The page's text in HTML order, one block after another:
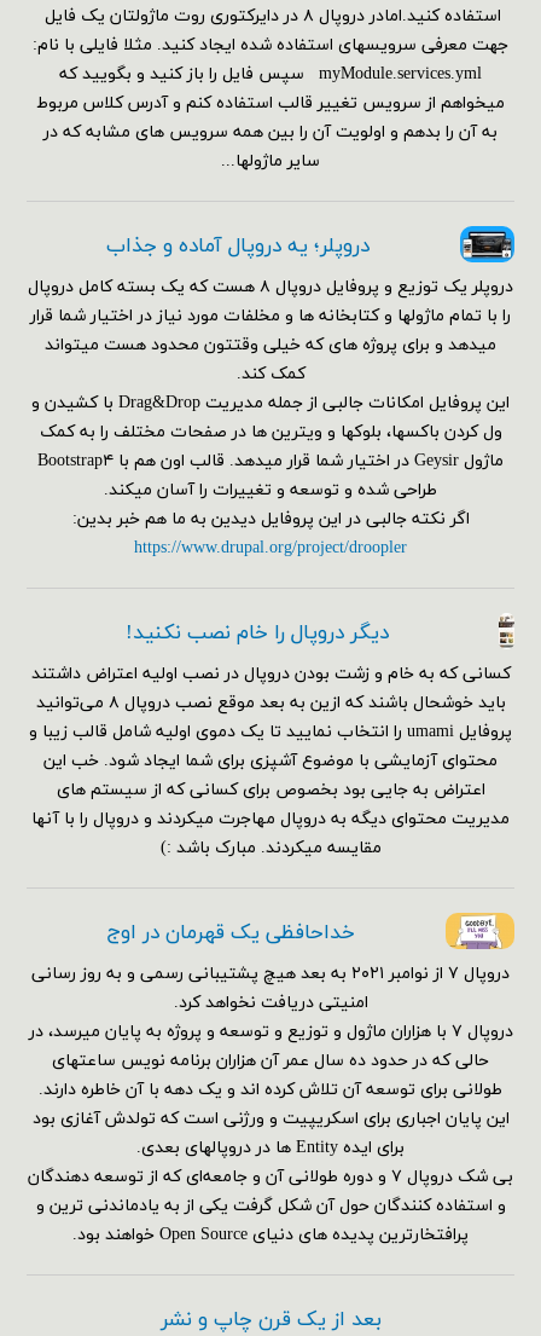
استفاده کنید.امادر دروپال ۸ در دایرکتوری روت ماژولتان یک فایل
جهت معرفی سرویسهای استفاده شده ایجاد کنید. مثلا فایلی با نام:
myModule.services.yml سپس فایل را باز کنید و بگویید که
میخواهم از سرویس تغییر قالب استفاده کنم و آدرس کلاس مربوط
به آن را بدهم و اولویت آن را بین همه سرویس های مشابه که در
سایر ماژولها...
دروپلر؛ یه دروپال آماده و جذاب
دروپلر یک توزیع و پروفایل دروپال ۸ هست که یک بسته کامل دروپال
را با تمام ماژولها و کتابخانه ها و مخلفات مورد نیاز در اختیار شما قرار
میدهد و برای پروژه های که خیلی وقتتون محدود هست میتواند
کمک کند.
این پروفایل امکانات جالبی از جمله مدیریت Drag&Drop با کشیدن و
ول کردن باکسها، بلوکها و ویترین ها در صفحات مختلف را به کمک
ماژول Geysir در اختیار شما قرار میدهد. قالب اون هم با Bootstrap۴
طراحی شده و توسعه و تغییرات را آسان میکند.
اگر نکته جالبی در این پروفایل دیدین به ما هم خبر بدین:
https://www.drupal.org/project/droopler
دیگر دروپال را خام نصب نکنید!
کسانی که به خام و زشت بودن دروپال در نصب اولیه اعتراض داشتند
باید خوشحال باشند که ازین به بعد موقع نصب دروپال ۸ می‌توانید
پروفایل umami را انتخاب نمایید تا یک دموی اولیه شامل قالب زیبا و
محتوای آزمایشی با موضوع آشپزی برای شما ایجاد شود. خب این
اعتراض به جایی بود بخصوص برای کسانی که از سیستم های
مدیریت محتوای دیگه به دروپال مهاجرت میکردند و دروپال را با آنها
مقایسه میکردند. مبارک باشد :)
خداحافظی یک قهرمان در اوج
دروپال ۷ از نوامبر ۲۰۲۱ به بعد هیچ پشتیبانی رسمی و به روز رسانی
امنیتی دریافت نخواهد کرد.
دروپال ۷ با هزاران ماژول و توزیع و توسعه و پروژه به پایان میرسد، در
حالی که در حدود ده سال عمر آن هزاران برنامه نویس ساعتهای
طولانی برای توسعه آن تلاش کرده اند و یک دهه با آن خاطره دارند.
این پایان اجباری برای اسکریپیت و ورژنی است که تولدش آغازی بود
برای ایده Entity ها در دروپالهای بعدی.
بی شک دروپال ۷ و دوره طولانی آن و جامعه‌ای که از توسعه دهندگان
و استفاده کنندگان حول آن شکل گرفت یکی از به یادماندنی ترین و
پرافتخارترین پدیده های دنیای Open Source خواهند بود.
بعد از یک قرن چاپ و نشر